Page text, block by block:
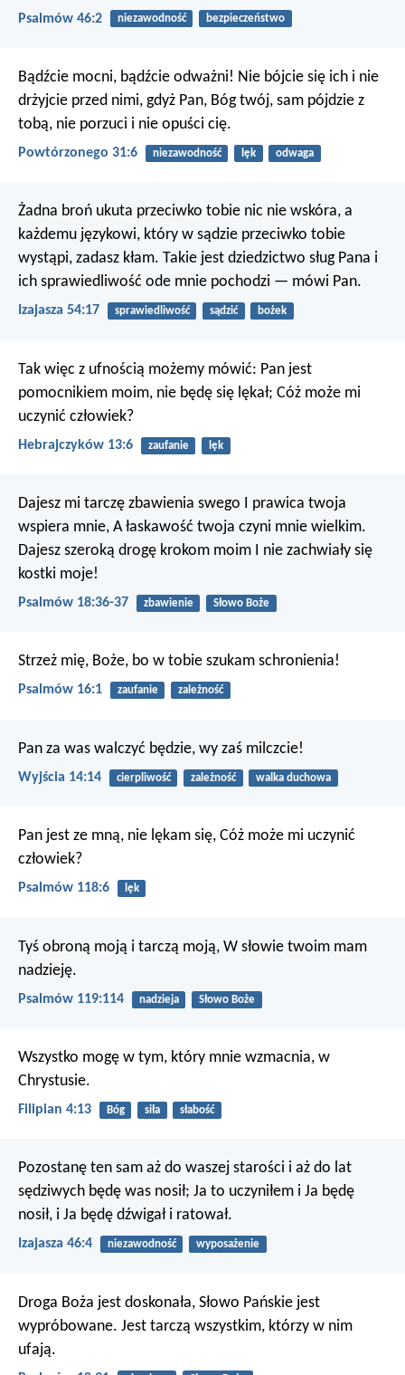
Psalmów 46:2 niezawodność bezpieczeństwo
Bądźcie mocni, bądźcie odważni! Nie bójcie się ich i nie
drżyjcie przed nimi, gdyż Pan, Bóg twój, sam pójdzie z
tobą, nie porzuci i nie opuści cię.
Powtórzonego 31:6 niezawodność lęk odwaga
Żadna broń ukuta przeciwko tobie nic nie wskóra, a
każdemu językowi, który w sądzie przeciwko tobie
wystąpi, zadasz kłam. Takie jest dziedzictwo sług Pana i
ich sprawiedliwość ode mnie pochodzi — mówi Pan.
Izajasza 54:17 sprawiedliwość sądzić bożek
Tak więc z ufnością możemy mówić: Pan jest
pomocnikiem moim, nie będę się lękał; Cóż może mi
uczynić człowiek?
Hebrajczyków 13:6 zaufanie lęk
Dajesz mi tarczę zbawienia swego I prawica twoja
wspiera mnie, A łaskawość twoja czyni mnie wielkim.
Dajesz szeroką drogę krokom moim I nie zachwiały się
kostki moje!
Psalmów 18:36-37 zbawienie Słowo Boże
Strzeż mię, Boże, bo w tobie szukam schronienia!
Psalmów 16:1 zaufanie zależność
Pan za was walczyć będzie, wy zaś milczcie!
Wyjścia 14:14 cierpliwość zależność walka duchowa
Pan jest ze mną, nie lękam się, Cóż może mi uczynić
człowiek?
Psalmów 118:6 lęk
Tyś obroną moją i tarczą moją, W słowie twoim mam
nadzieję.
Psalmów 119:114 nadzieja Słowo Boże
Wszystko mogę w tym, który mnie wzmacnia, w
Chrystusie.
Filipian 4:13 Bóg siła słabość
Pozostanę ten sam aż do waszej starości i aż do lat
sędziwych będę was nosił; Ja to uczyniłem i Ja będę
nosił, i Ja będę dźwigał i ratował.
Izajasza 46:4 niezawodność wyposażenie
Droga Boża jest doskonała, Słowo Pańskie jest
wypróbowane. Jest tarczą wszystkim, którzy w nim
ufają.